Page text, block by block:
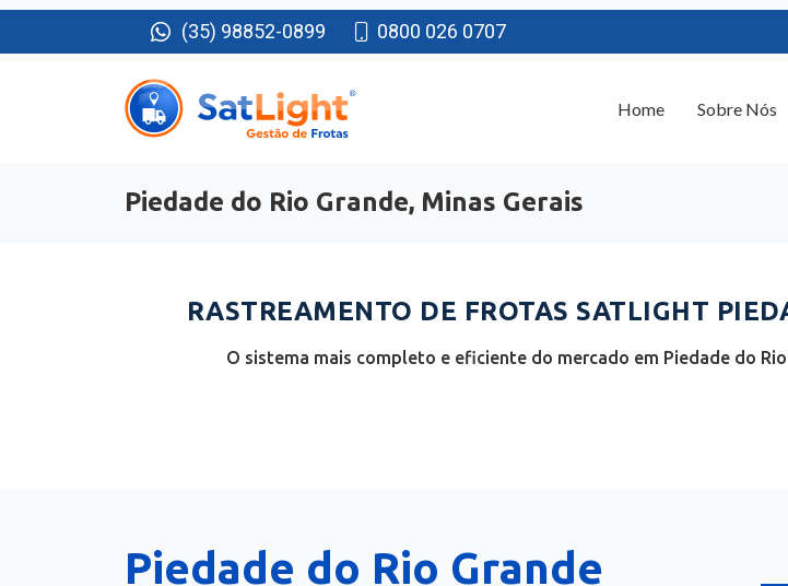
(35) 98852-0899 0800 026 0707
Piedade do Rio Grande, Minas Gerais
RASTREAMENTO DE FROTAS SATLIGHT
O sistema mais completo e eficiente do mercado em Piedade do
Piedade do Rio Grande